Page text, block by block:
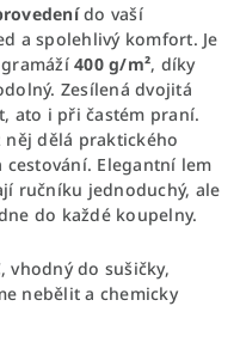
do vaší
a spolehlivý komfort. Je
400 g/m², díky
Zesílená dvojitá
ato i při častém praní.
něj dělá praktického
Elegantní lem
ručníku jednoduchý, ale
do každé koupelny.
, vhodný do sušičky,
nebělit a chemicky